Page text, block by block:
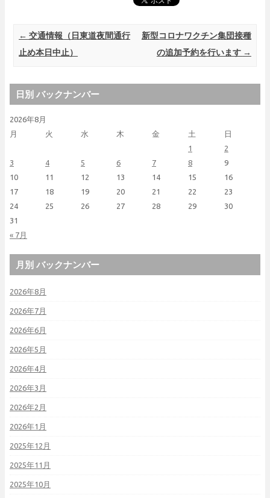
Post navigation
← 交通情報（日東道夜間通行
止め本日中止）
新型コロナワクチン集団接種
の追加予約を行います →
日別 バックナンバー
2026年8月
月
火 水 木 金 土 日
« 7月
1
2
3
4 5 6 7 8
9
10
11 12 13 14 15
16
17
18 19 20 21 22
23
24
25 26 27 28 29
30
31
月別 バックナンバー
2026年8月
2026年7月
2026年6月
2026年5月
2026年4月
2026年3月
2026年2月
2026年1月
2025年12月
2025年11月
2025年10月